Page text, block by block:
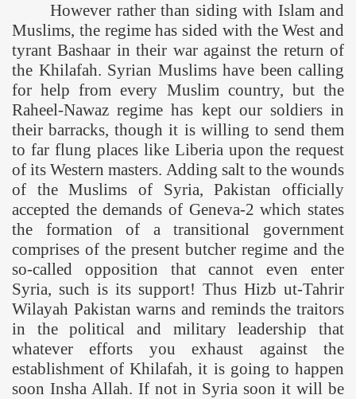
However rather than siding with Islam and
Muslims, the regime has sided with the West and
tyrant Bashaar in their war against the return of
the Khilafah. Syrian Muslims have been calling
for help from every Muslim country, but the
Raheel-Nawaz regime has kept our soldiers in
their barracks, though it is willing to send them
to far flung places like Liberia upon the request
of its Western masters. Adding salt to the wounds
of the Muslims of Syria,Pakistan officially
accepted the demands of Geneva-2 which states
the formation of a transitional government
comprises of the present butcher regime and the
so-called opposition that cannot even enter
Syria, such is its support! Thus Hizb ut-Tahrir
Wilayah Pakistan warns and reminds the traitors
in the political and military leadership that
whatever efforts you exhaust against the
establishment of Khilafah, it is going to happen
soon Insha Allah. If not in Syria soon it will be